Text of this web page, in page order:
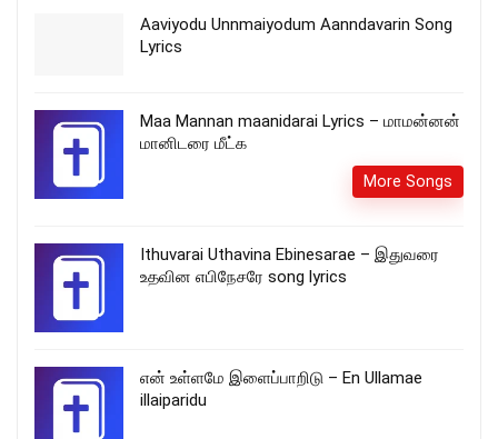
Aaviyodu Unnmaiyodum Aanndavarin Song
Lyrics
Maa Mannan maanidarai Lyrics – மாமன்னன்
மானிடரை மீட்க
More Songs
Ithuvarai Uthavina Ebinesarae – இதுவரை
உதவின எபிநேசரே song lyrics
என் உள்ளமே இளைப்பாறிடு – En Ullamae
illaiparidu